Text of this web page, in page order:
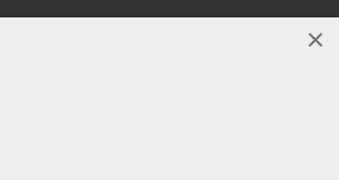
×